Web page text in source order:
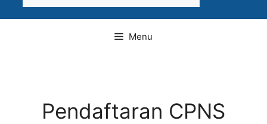
Menu
Pendaftaran CPNS